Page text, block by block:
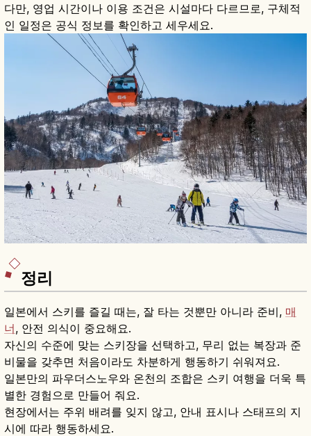
다만, 영업 시간이나 이용 조건은 시설마다 다르므로, 구체적
인 일정은 공식 정보를 확인하고 세우세요.
정리
일본에서 스키를 즐길 때는, 잘 타는 것뿐만 아니라 준비, 매
너, 안전 의식이 중요해요.
자신의 수준에 맞는 스키장을 선택하고, 무리 없는 복장과 준
비물을 갖추면 처음이라도 차분하게 행동하기 쉬워져요.
일본만의 파우더스노우와 온천의 조합은 스키 여행을 더욱 특
별한 경험으로 만들어 줘요.
현장에서는 주위 배려를 잊지 않고, 안내 표시나 스태프의 지
시에 따라 행동하세요.